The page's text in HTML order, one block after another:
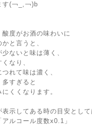
す(￢_,￢)b
酸度がお酒の味わいに
と言うと、
ないと味は薄く、
なり、
れて味は濃く、
すぎると
くくなります。
示してある時の目安として
ルコール度数x0.1」